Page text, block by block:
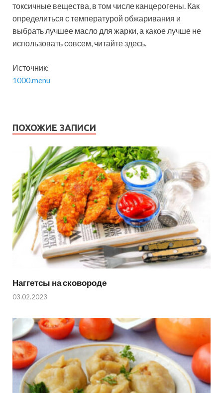
токсичные вещества, в том числе канцерогены. Как
определиться с температурой обжаривания и
выбрать лучшее масло для жарки, а какое лучше не
использовать совсем, читайте здесь.
Источник:
1000.menu
ПОХОЖИЕ ЗАПИСИ
Наггетсы на сковороде
03.02.2023